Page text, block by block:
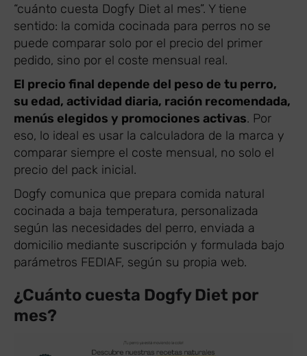
“cuánto cuesta Dogfy Diet al mes”. Y tiene
sentido: la comida cocinada para perros no se
puede comparar solo por el precio del primer
pedido, sino por el coste mensual real.
El precio final depende del peso de tu perro,
su edad, actividad diaria, ración recomendada,
menús elegidos y promociones activas. Por
eso, lo ideal es usar la calculadora de la marca y
comparar siempre el coste mensual, no solo el
precio del pack inicial.
Dogfy comunica que prepara comida natural
cocinada a baja temperatura, personalizada
según las necesidades del perro, enviada a
domicilio mediante suscripción y formulada bajo
parámetros FEDIAF, según su propia web.
¿Cuánto cuesta Dogfy Diet por
mes?